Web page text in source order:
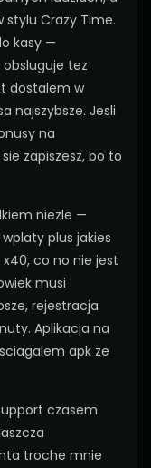
stylu Crazy Time.
kasy —
tez
dostalem w
najszybsze. Jesli
na
zapiszesz, bo to
niezle —
plus jakies
x40, co no nie jest
musi
rejestracja
Aplikacja na
apk ze
czasem
troche mnie